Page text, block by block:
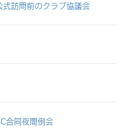
訪問前のクラブ協議会
合同夜間例会